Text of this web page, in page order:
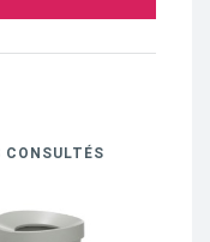
CONSULTÉS